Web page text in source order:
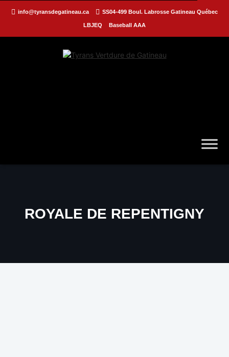
info@tyransdegatineau.ca SS04-499 Boul. Labrosse Gatineau Québec
LBJEQ Baseball AAA
ROYALE DE REPENTIGNY